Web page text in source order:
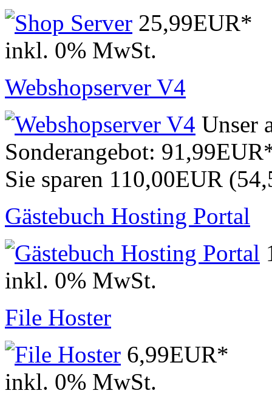
25,99EUR*
inkl. 0% MwSt.
Webshopserver V4
Unser
Sonderangebot:
Sie sparen 110,00EUR
Gästebuch Hosting Portal
inkl. 0% MwSt.
File Hoster
6,99EUR*
inkl. 0% MwSt.